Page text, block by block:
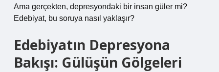
Ama gerçekten, depresyondaki bir insan güler mi?
Edebiyat, bu soruya nasıl yaklaşır?
Edebiyatın Depresyona
Bakışı: Gülüşün Gölgeleri